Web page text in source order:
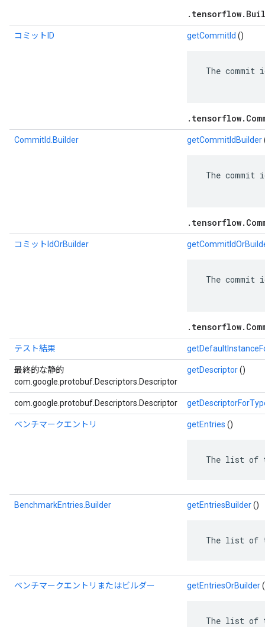
コミットID getCommitId ()
The
CommitId.Builder getCommitIdBuilder
The
コミットIdOrBuilder
The
テスト結果
最終的な静的
com.google.protobuf.Descriptors.Descriptor
getDescriptor()
com.google.protobuf.Descriptors.Descriptor
ベンチマークエントリ getEntries ()
The list of
BenchmarkEntries.Builder getEntriesBuilder()
The list of
ベンチマークエントリまたはビルダー getEntriesOrBuilder
The list of